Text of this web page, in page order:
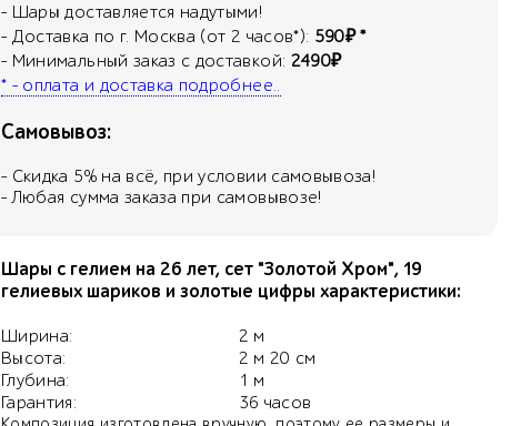
- Шары доставляется надутыми!
- Доставка по г. Москва (от 2 часов*): 590₽ *
- Минимальный заказ с доставкой: 2490₽
* - оплата и доставка подробнее..
Самовывоз:
- Скидка 5% на всё, при условии самовывоза!
- Любая сумма заказа при самовывозе!
Шары с гелием на 26 лет, сет "Золотой Хром", 19
гелиевых шариков и золотые цифры характеристики:
Ширина:
Высота:
Глубина:
Гарантия:
2 м
2 м 20 см
1 м
36 часов